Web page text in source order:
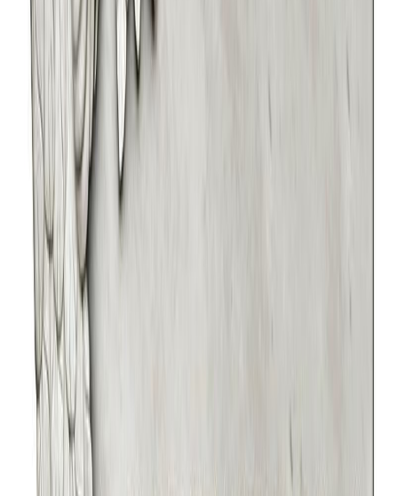
Для персонализации рекомендуется тщательно продумать
графику нанесения текста. Шрифт и компоновка надписей
должны гармонировать с динамикой формы, следуя её
внутреннему ритму. Правильно подобранная типографика не
просто информирует, но и становится завершающим
элементом художественного замысла, усиливая общее
впечатление и облегчая восприятие.
Таким образом, «Табличка 107» предлагает не просто
размещение информации, а создание законченной
микрокомпозиции, где форма, окружение и содержание
работают как единое целое. Это инструмент для
ландшафтного дизайна, который позволяет превратить
личную историю в часть вечно меняющейся, но всегда
уважительной природы пространства.
Рекомендации товаров
Композиция сложной формы, портрет 105
₽
Быстрый заказ